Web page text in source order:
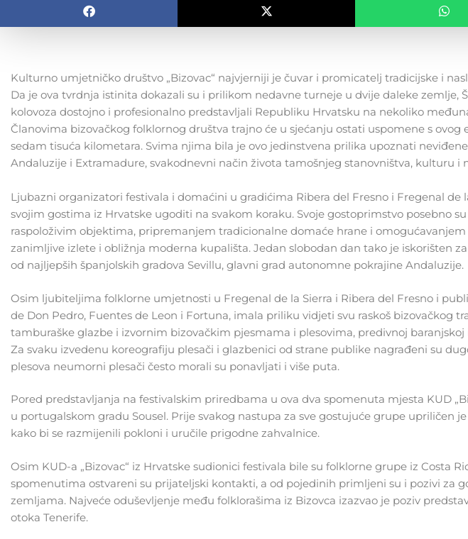
Kulturno umjetničko društvo „Bizovac“ najvjerniji je čuvar i promicatelj tradicijske i
Da je ova tvrdnja istinita dokazali su i prilikom nedavne turneje u dvije daleke zemlje,
kolovoza dostojno i profesionalno predstavljali Republiku Hrvatsku na nekoliko
Članovima bizovačkog folklornog društva trajno će u sjećanju ostati uspomene s
sedam tisuća kilometara. Svima njima bila je ovo jedinstvena prilika upoznati
Andaluzije i Extramadure, svakodnevni način života tamošnjeg stanovništva, kulturu i
Ljubazni organizatori festivala i domaćini u gradićima Ribera del Fresno i Fregenal de
svojim gostima iz Hrvatske ugoditi na svakom koraku. Svoje gostoprimstvo posebno
raspoloživim objektima, pripremanjem tradicionalne domaće hrane i
zanimljive izlete i obližnja moderna kupališta. Jedan slobodan dan tako je iskorišten
od najljepših španjolskih gradova Sevillu, glavni grad autonomne pokrajine Andaluzije.
Osim ljubiteljima folklorne umjetnosti u Fregenal de la Sierra i Ribera del Fresno i
de Don Pedro, Fuentes de Leon i Fortuna, imala priliku vidjeti svu raskoš bizovačkog
tamburaške glazbe i izvornim bizovačkim pjesmama i plesovima, predivnoj
Za svaku izvedenu koreografiju plesači i glazbenici od strane publike nagrađeni su
plesova neumorni plesači često morali su ponavljati i više puta.
Pored predstavljanja na festivalskim priredbama u ova dva spomenuta mjesta KUD
u portugalskom gradu Sousel. Prije svakog nastupa za sve gostujuće grupe upriličen
kako bi se razmijenili pokloni i uručile prigodne zahvalnice.
Osim KUD-a „Bizovac“ iz Hrvatske sudionici festivala bile su folklorne grupe iz Costa
spomenutima ostvareni su prijateljski kontakti, a od pojedinih primljeni su i pozivi za
zemljama. Najveće oduševljenje među folklorašima iz Bizovca izazvao je poziv
otoka Tenerife.